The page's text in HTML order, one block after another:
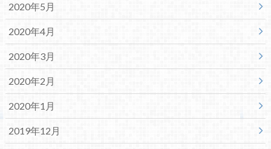
2020年5月
2020年4月
2020年3月
2020年2月
2020年1月
2019年12月